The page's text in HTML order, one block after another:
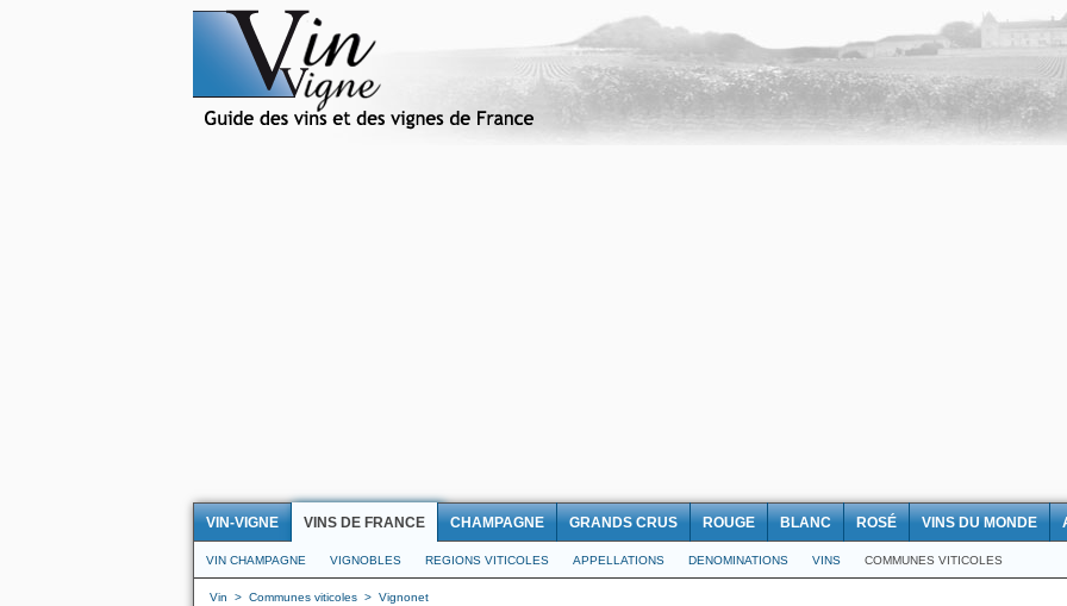
VIN-VIGNE VINS DE FRANCE CHAMPAGNE GRANDS CRUS ROUGE BLANC ROSÉ VINS DU MONDE
VIN CHAMPAGNE VIGNOBLES REGIONS VITICOLES APPELLATIONS DENOMINATIONS VINS COMMUNES VITICOLES
Vin > Communes viticoles > Vignonet